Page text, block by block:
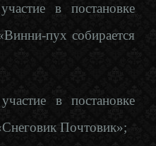
в постановке
пух собирается
в постановке
Почтовик»;